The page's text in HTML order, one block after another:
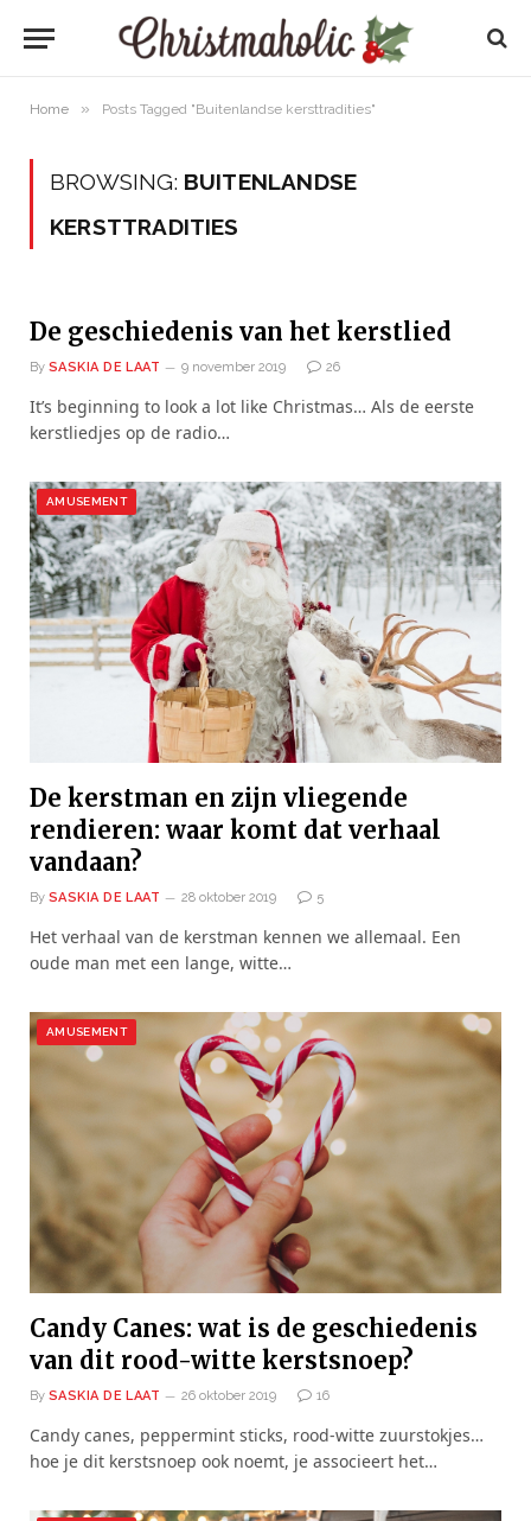
Home » Posts Tagged "Buitenlandse kersttradities"
BROWSING: BUITENLANDSE
KERSTTRADITIES
De geschiedenis van het kerstlied
By SASKIA DE LAAT 9 november 2019 26
It’s beginning to look a lot like Christmas… Als de eerste
kerstliedjes op de radio…
AMUSEMENT
De kerstman en zijn vliegende
rendieren: waar komt dat verhaal
vandaan?
By SASKIA DE LAAT 28 oktober 2019 5
Het verhaal van de kerstman kennen we allemaal. Een
oude man met een lange, witte…
AMUSEMENT
Candy Canes: wat is de geschiedenis
van dit rood-witte kerstsnoep?
By SASKIA DE LAAT 26 oktober 2019 16
Candy canes, peppermint sticks, rood-witte zuurstokjes…
hoe je dit kerstsnoep ook noemt, je associeert het…